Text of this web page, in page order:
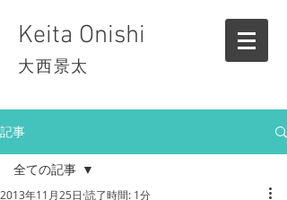
Keita Onishi
大西景太
記事
全ての記事
2013年11月25日 読了時間: 1分